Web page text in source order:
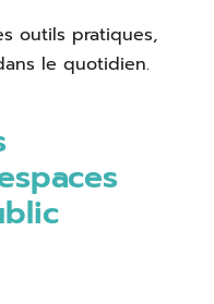
outils pratiques,
le quotidien.